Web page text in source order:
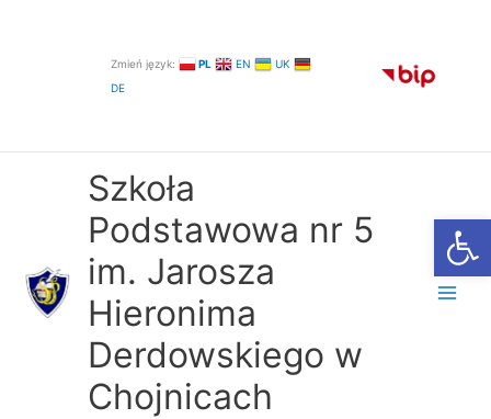
Zmień język: PL EN
UK
DE
Szkoła
Podstawowa nr 5
im. Jarosza
Hieronima
Derdowskiego w
Chojnicach